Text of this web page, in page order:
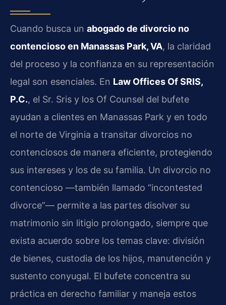
Cuando busca un abogado de divorcio no
contencioso en Manassas Park, VA, la claridad
del proceso y la confianza en su representación
legal son esenciales. En Law Offices Of SRIS,
P.C., el Sr. Sris y los Of Counsel del bufete
ayudan a clientes en Manassas Park y en todo
el norte de Virginia a transitar divorcios no
contenciosos de manera eficiente, protegiendo
sus intereses y los de su familia. Un divorcio no
contencioso —también llamado “incontested
divorce”— permite a las partes disolver su
matrimonio sin litigio prolongado, siempre que
exista acuerdo sobre los temas clave: división
de bienes, custodia de los hijos, manutención y
sustento conyugal. El bufete concentra su
práctica en derecho familiar y maneja estos